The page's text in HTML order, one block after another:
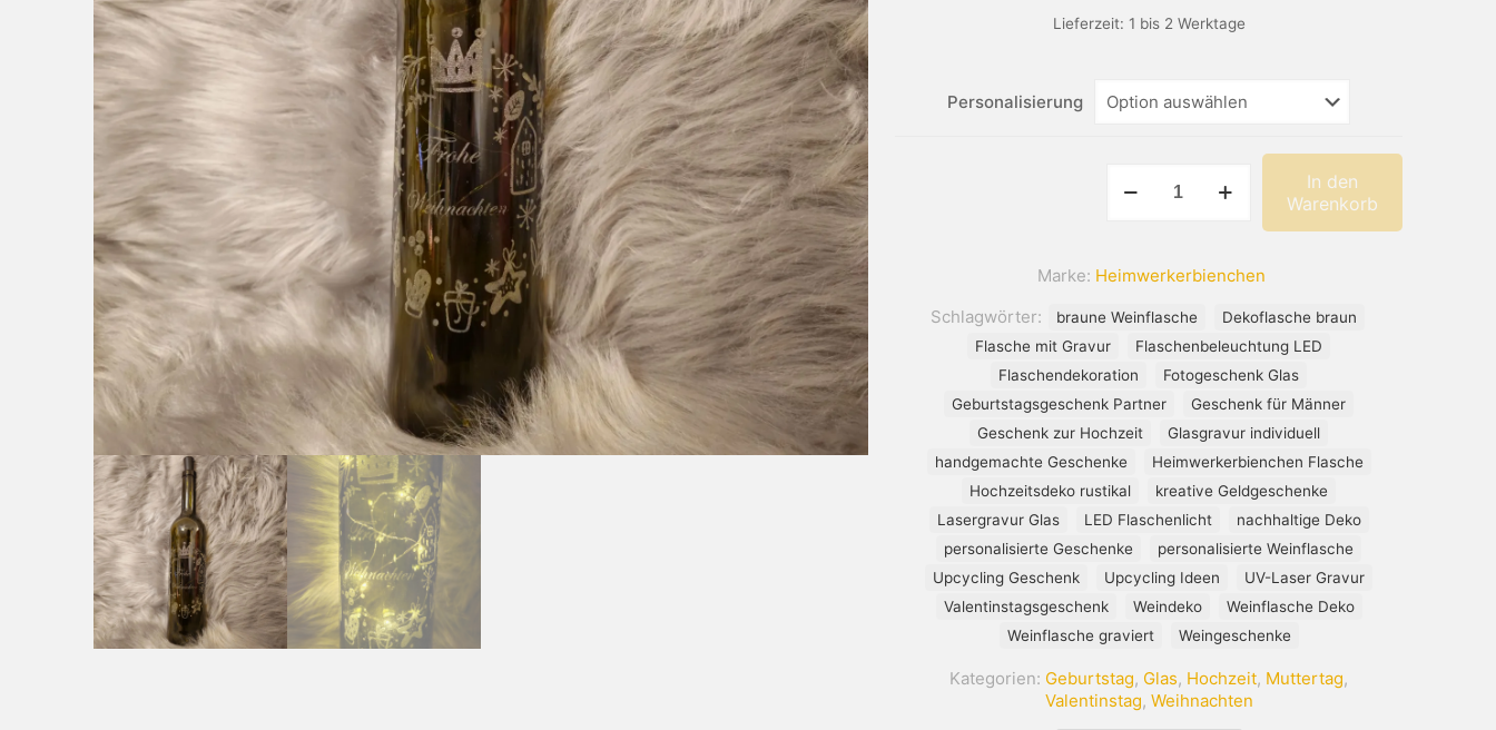
Lieferzeit: 1 bis 2 Werktage
Personalisierung
braune
In den
Warenkorb
Kategorien: Geburtstag, Glas, Hochzeit, Muttertag,
Valentinstag, Weihnachten
Schlagwörter: braune Weinflasche
Dekoflasche braun
Flasche mit Gravur
Flaschenbeleuchtung LED
Flaschendekoration
Fotogeschenk Glas
Geburtstagsgeschenk Partner
Geschenk für Männer
Geschenk zur Hochzeit
Glasgravur individuell
handgemachte Geschenke
Heimwerkerbienchen Flasche
Hochzeitsdeko rustikal
kreative Geldgeschenke
Lasergravur Glas
LED Flaschenlicht
nachhaltige Deko
personalisierte Geschenke
personalisierte Weinflasche
Upcycling Geschenk
Upcycling Ideen
UV-Laser Gravur
Valentinstagsgeschenk
Weindeko
Weinflasche Deko
Weinflasche graviert
Weingeschenke
Marke: Heimwerkerbienchen